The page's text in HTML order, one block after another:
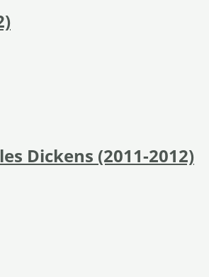
Dickens (2011-2012)